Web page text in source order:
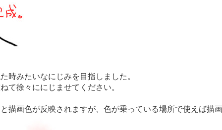
時みたいなにじみを目指しました。
て徐々ににじませてください。
描画色が反映されますが、色が乗っている場所で使えば描